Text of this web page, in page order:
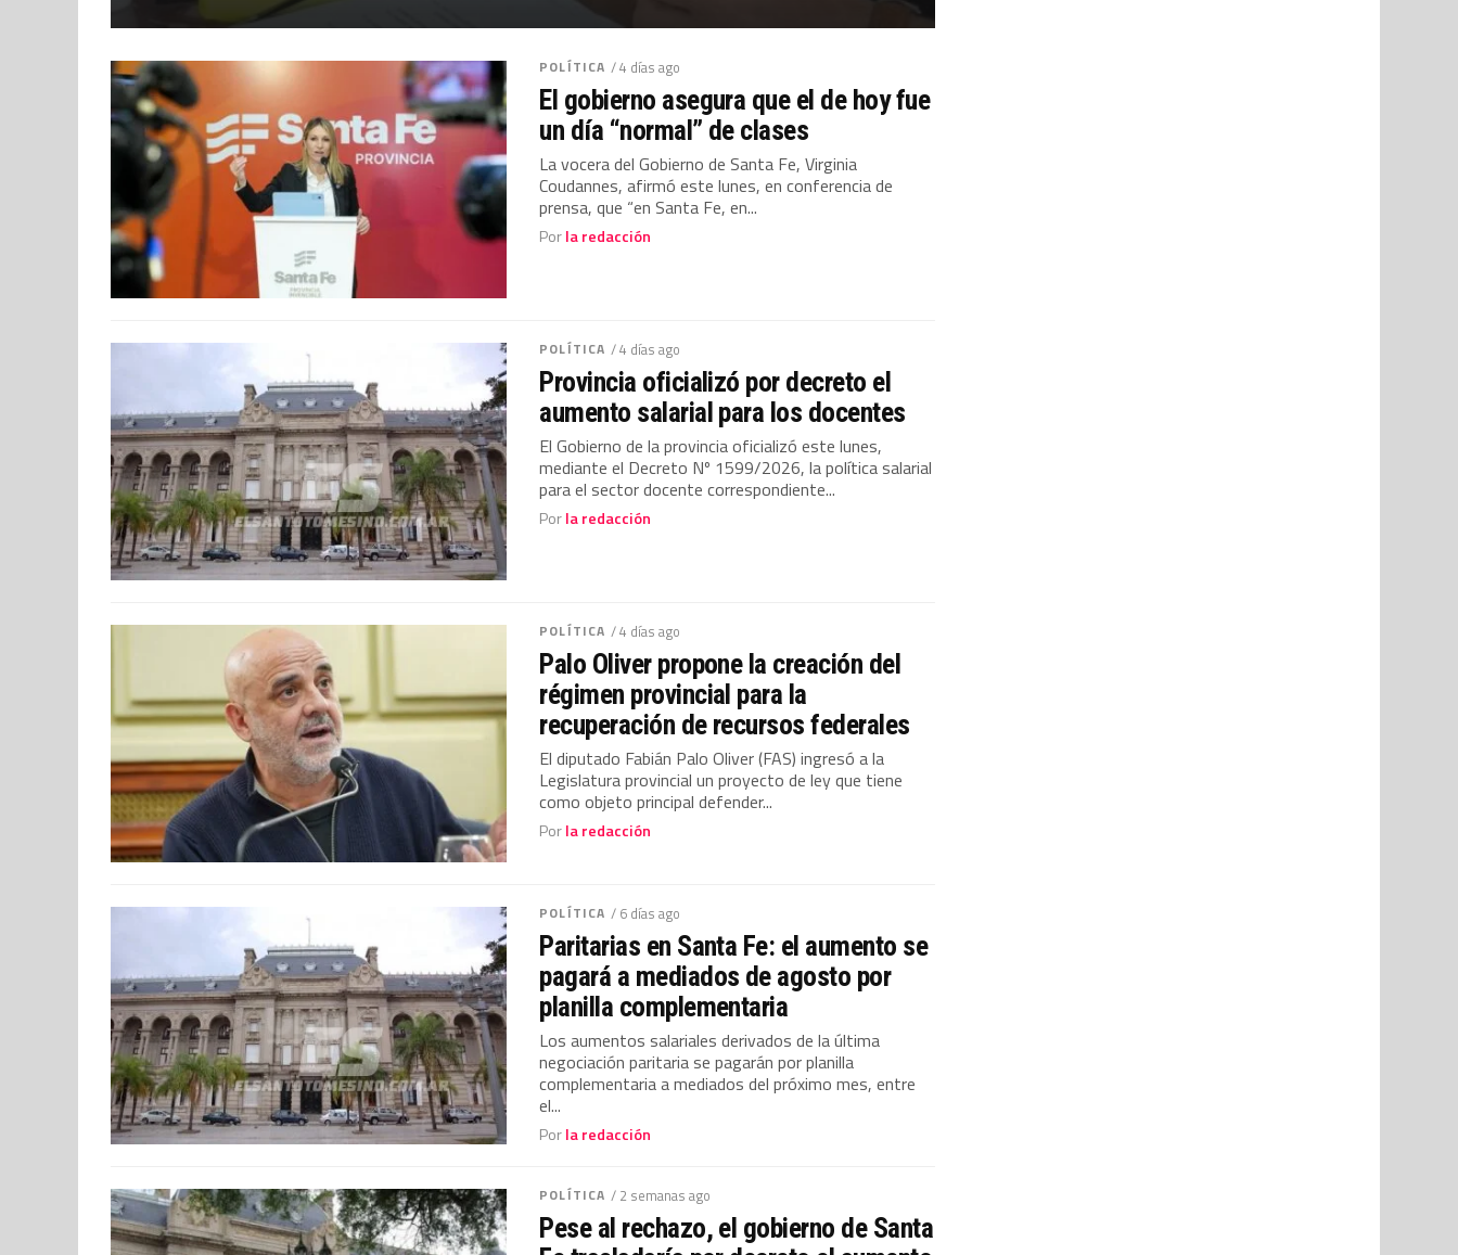
POLÍTICA / 4 días ago
El gobierno asegura que el de hoy fue
un día “normal” de clases
La vocera del Gobierno de Santa Fe, Virginia
Coudannes, afirmó este lunes, en conferencia de
prensa, que “en Santa Fe, en...
Porla redacción
POLÍTICA / 4 días ago
Provincia oficializó por decreto el
aumento salarial para los docentes
El Gobierno de la provincia oficializó este lunes,
mediante el Decreto Nº 1599/2026, la política salarial
para el sector docente correspondiente...
Porla redacción
POLÍTICA / 4 días ago
Palo Oliver propone la creación del
régimen provincial para la
recuperación de recursos federales
El diputado Fabián Palo Oliver (FAS) ingresó a la
Legislatura provincial un proyecto de ley que tiene
como objeto principal defender...
Porla redacción
POLÍTICA / 6 días ago
Paritarias en Santa Fe: el aumento se
pagará a mediados de agosto por
planilla complementaria
Los aumentos salariales derivados de la última
negociación paritaria se pagarán por planilla
complementaria a mediados del próximo mes, entre
el...
Porla redacción
POLÍTICA / 2 semanas ago
Pese al rechazo, el gobierno de Santa